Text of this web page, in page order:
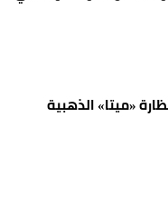
نظارة «ميتا» الذهبية